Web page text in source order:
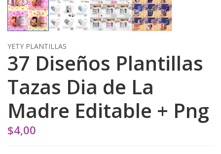
YETY PLANTILLAS
37 Diseños Plantillas
Tazas Dia de La
Madre Editable + Png
$4,00